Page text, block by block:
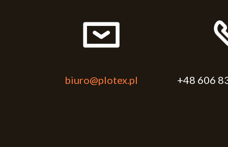
biuro@plotex.pl +48 606